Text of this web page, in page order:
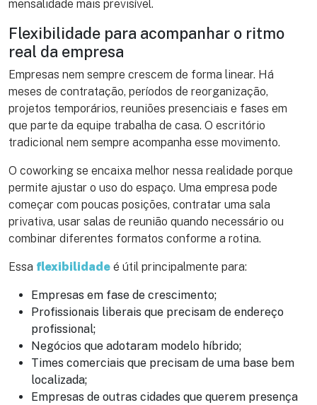
mensalidade mais previsível.
Flexibilidade para acompanhar o ritmo
real da empresa
Empresas nem sempre crescem de forma linear. Há
meses de contratação, períodos de reorganização,
projetos temporários, reuniões presenciais e fases em
que parte da equipe trabalha de casa. O escritório
tradicional nem sempre acompanha esse movimento.
O coworking se encaixa melhor nessa realidade porque
permite ajustar o uso do espaço. Uma empresa pode
começar com poucas posições, contratar uma sala
privativa, usar salas de reunião quando necessário ou
combinar diferentes formatos conforme a rotina.
Essa flexibilidade é útil principalmente para:
Empresas em fase de crescimento;
Profissionais liberais que precisam de endereço
profissional;
Negócios que adotaram modelo híbrido;
Times comerciais que precisam de uma base bem
localizada;
Empresas de outras cidades que querem presença